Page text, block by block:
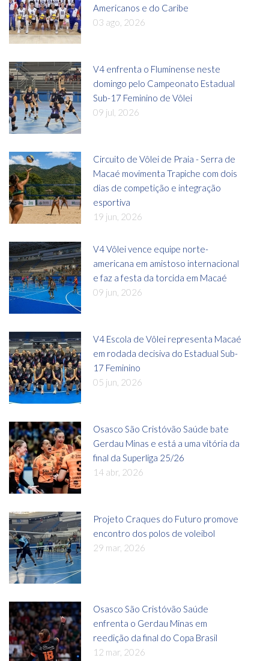
Americanos e do Caribe
03 ago, 2026
V4 enfrenta o Fluminense neste
domingo pelo Campeonato Estadual
Sub-17 Feminino de Vôlei
09 jul, 2026
Circuito de Vôlei de Praia - Serra de
Macaé movimenta Trapiche com dois
dias de competição e integração
esportiva
19 jun, 2026
V4 Vôlei vence equipe norte-
americana em amistoso internacional
e faz a festa da torcida em Macaé
09 jun, 2026
V4 Escola de Vôlei representa Macaé
em rodada decisiva do Estadual Sub-
17 Feminino
05 jun, 2026
Osasco São Cristóvão Saúde bate
Gerdau Minas e está a uma vitória da
final da Superliga 25/26
14 abr, 2026
Projeto Craques do Futuro promove
encontro dos polos de voleibol
29 mar, 2026
Osasco São Cristóvão Saúde
enfrenta o Gerdau Minas em
reedição da final do Copa Brasil
12 mar, 2026